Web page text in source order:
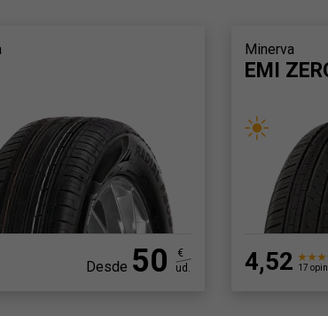
Desde 50
€
ud.
Minerva
EMI
4,52 17